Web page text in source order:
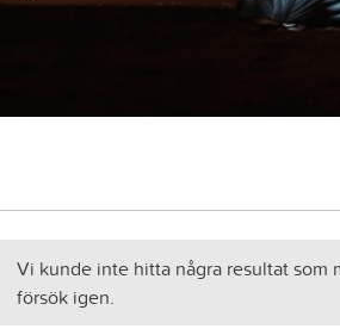
Vi kunde inte hitta några resultat som
försök igen.